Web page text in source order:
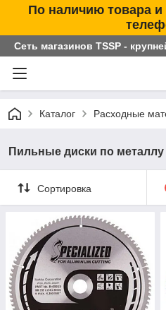
По наличию товара и
Сеть магазинов TSSP -
Каталог Расходные
Пильные диски по
Сортировка